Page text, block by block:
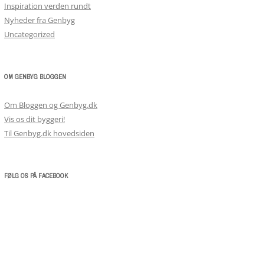
Inspiration verden rundt
Nyheder fra Genbyg
Uncategorized
OM GENBYG BLOGGEN
Om Bloggen og Genbyg.dk
Vis os dit byggeri!
Til Genbyg.dk hovedsiden
FØLG OS PÅ FACEBOOK